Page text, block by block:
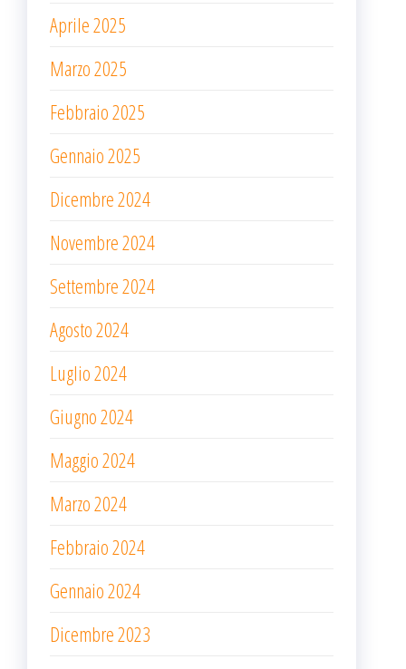
Aprile 2025
Marzo 2025
Febbraio 2025
Gennaio 2025
Dicembre 2024
Novembre 2024
Settembre 2024
Agosto 2024
Luglio 2024
Giugno 2024
Maggio 2024
Marzo 2024
Febbraio 2024
Gennaio 2024
Dicembre 2023